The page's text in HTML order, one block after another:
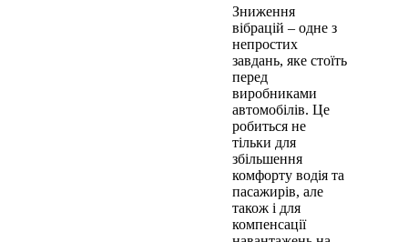
Зниження
вібрацій – одне з
непростих
завдань, яке стоїть
перед
виробниками
автомобілів. Це
робиться не
тільки для
збільшення
комфорту водія та
пасажирів, але
також і для
компенсації